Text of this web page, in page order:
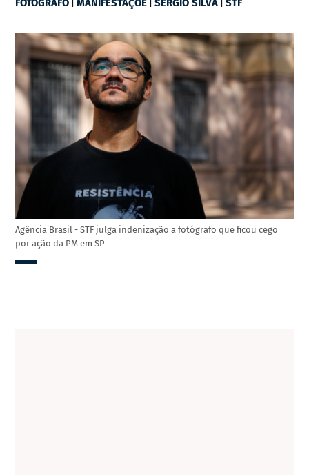
FOTÓGRAFO MANIFESTAÇÕE SÉRGIO SILVA STF
Agência Brasil - STF julga indenização a fotógrafo que ficou cego
por ação da PM em SP